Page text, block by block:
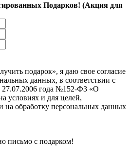
Подарков! (Акция для
подарок», я даю свое согласие
данных, в соответствии с
27.07.2006 года №152-ФЗ «О
условиях и для целей,
на обработку персональных данных
письмо с подарком!